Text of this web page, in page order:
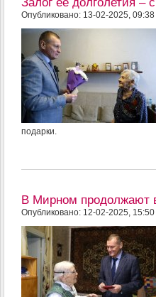
Опубликовано: 13-02-2025, 09:38
подарки.
В Мирном продолжают
Опубликовано: 12-02-2025, 15:50